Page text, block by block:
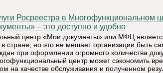
– это доступно и удобно
центр «Мои документы» или МФЦ
в стране, но это не мешает организации быть
при оформлении огромного количества
центр может сэкономить
на качестве обслуживания и полученном